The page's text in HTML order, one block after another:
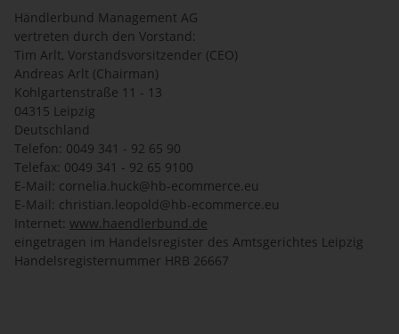
Händlerbund Management AG
vertreten durch den Vorstand:
Tim Arlt, Vorstandsvorsitzender (CEO)
Andreas Arlt (Chairman)
Kohlgartenstraße 11 - 13
04315 Leipzig
Deutschland
Telefon: 0049 341 - 92 65 90
Telefax: 0049 341 - 92 65 9100
E-Mail: cornelia.huck@hb-ecommerce.eu
E-Mail: christian.leopold@hb-ecommerce.eu
Internet: www.haendlerbund.de
eingetragen im Handelsregister des Amtsgerichtes Leipzig
Handelsregisternummer HRB 26667